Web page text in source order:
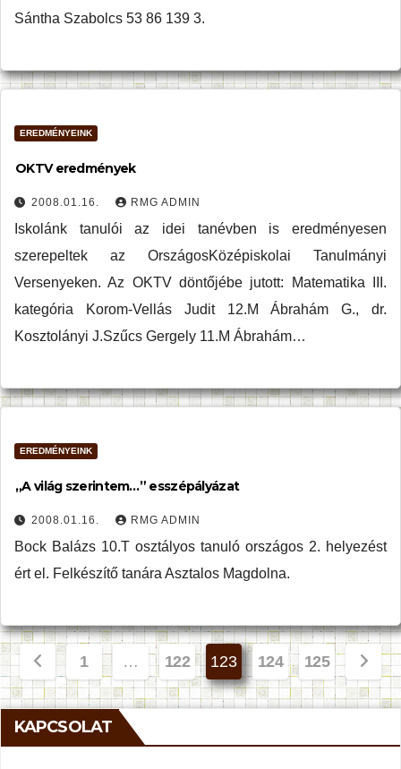
Sántha Szabolcs 53 86 139 3.
EREDMÉNYEINK
OKTV eredmények
2008.01.16. RMG ADMIN
Iskolánk tanulói az idei tanévben is eredményesen
szerepeltek az OrszágosKözépiskolai Tanulmányi
Versenyeken. Az OKTV döntőjébe jutott: Matematika III.
kategória Korom-Vellás Judit 12.M Ábrahám G., dr.
Kosztolányi J.Szűcs Gergely 11.M Ábrahám…
EREDMÉNYEINK
„A világ szerintem…” esszépályázat
2008.01.16. RMG ADMIN
Bock Balázs 10.T osztályos tanuló országos 2. helyezést
ért el. Felkészítő tanára Asztalos Magdolna.
Bejegyzések
lapozása
1 … 122 123 124 125
KAPCSOLAT